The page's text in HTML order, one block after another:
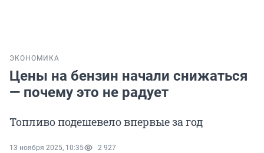
ЭКОНОМИКА
Цены на бензин начали снижаться
— почему это не радует
Топливо подешевело впервые за год
13 ноября 2025, 10:35 2 927